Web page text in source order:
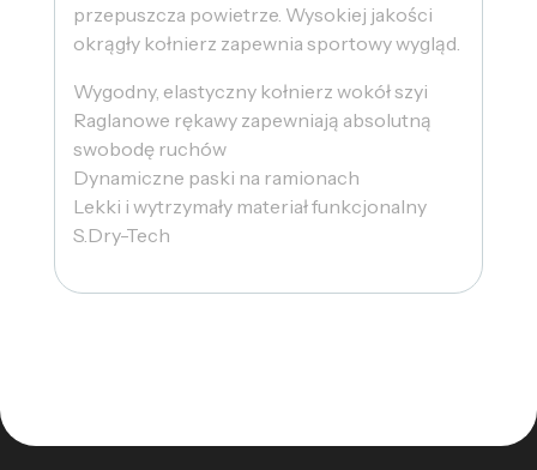
przepuszcza powietrze. Wysokiej jakości
okrągły kołnierz zapewnia sportowy wygląd.
Wygodny, elastyczny kołnierz wokół szyi
Raglanowe rękawy zapewniają absolutną
swobodę ruchów
Dynamiczne paski na ramionach
Lekki i wytrzymały materiał funkcjonalny
S.Dry-Tech